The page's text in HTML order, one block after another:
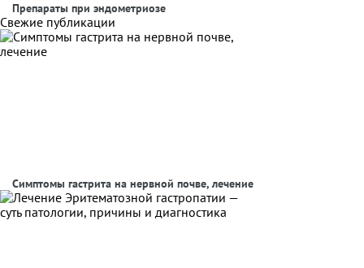
Препараты при эндометриозе
Свежие публикации
Симптомы гастрита на нервной почве, лечение